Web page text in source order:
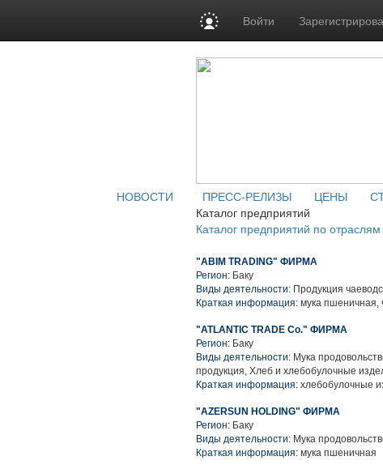
Войти
НОВОСТИ ПРЕСС-РЕЛИЗЫ ЦЕНЫ
Каталог предприятий
Каталог предприятий по отраслям
"ABIM TRADING" ФИРМА
Регион: Баку
Виды деятельности: Продукция
Краткая информация: мука пшеничная,
"ATLANTIC TRADE Co." ФИРМА
Регион: Баку
Виды деятельности: Мука
продукция, Хлеб и хлебобулочные
Краткая информация: хлебобулочные
"AZERSUN HOLDING" ФИРМА
Регион: Баку
Виды деятельности: Мука
Краткая информация: мука пшеничная